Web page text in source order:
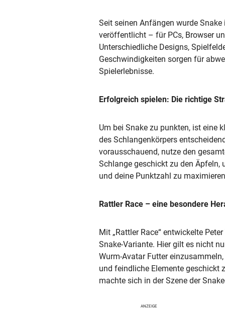
Seit seinen Anfängen wurde
veröffentlicht – für PCs, Browser
Unterschiedliche Designs,
Geschwindigkeiten sorgen für
Spielerlebnisse.
Erfolgreich spielen: Die richtige
Um bei Snake zu punkten, ist eine
des Schlangenkörpers
vorausschauend, nutze den
Schlange geschickt zu den Äpfeln,
und deine Punktzahl zu
Rattler Race – eine besondere
Mit „Rattler Race“ entwickelte
Snake-Variante. Hier gilt es nicht
Wurm-Avatar Futter
und feindliche Elemente geschickt
machte sich in der Szene der
ANZEIGE